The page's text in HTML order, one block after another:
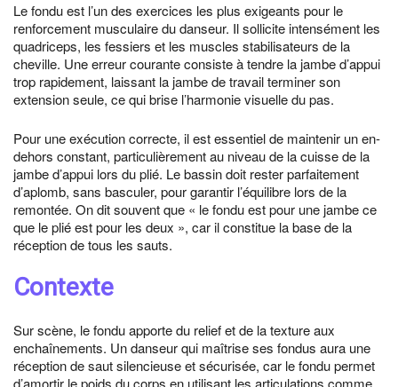
Le fondu est l’un des exercices les plus exigeants pour le
renforcement musculaire du danseur. Il sollicite intensément les
quadriceps, les fessiers et les muscles stabilisateurs de la
cheville. Une erreur courante consiste à tendre la jambe d’appui
trop rapidement, laissant la jambe de travail terminer son
extension seule, ce qui brise l’harmonie visuelle du pas.
Pour une exécution correcte, il est essentiel de maintenir un en-
dehors constant, particulièrement au niveau de la cuisse de la
jambe d’appui lors du plié. Le bassin doit rester parfaitement
d’aplomb, sans basculer, pour garantir l’équilibre lors de la
remontée. On dit souvent que « le fondu est pour une jambe ce
que le plié est pour les deux », car il constitue la base de la
réception de tous les sauts.
Contexte
Sur scène, le fondu apporte du relief et de la texture aux
enchaînements. Un danseur qui maîtrise ses fondus aura une
réception de saut silencieuse et sécurisée, car le fondu permet
d’amortir le poids du corps en utilisant les articulations comme